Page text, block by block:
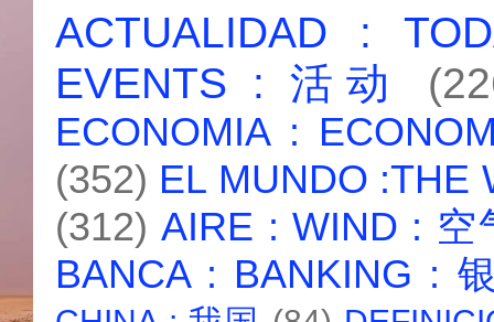
ACTUALIDAD :
EVENTS : 活动
ECONOMIA :
(352) EL MUNDO :THE
(312) AIRE : WIND : 空
BANCA : BANKING :